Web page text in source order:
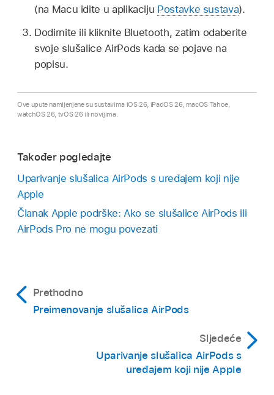
(na Macu idite u aplikaciju Postavke sustava).
Dodirnite ili kliknite Bluetooth, zatim odaberite
svoje slušalice AirPods kada se pojave na
popisu.
Ove upute namijenjene su sustavima iOS 26, iPadOS 26, macOS Tahoe,
watchOS 26, tvOS 26 ili novijima.
Također pogledajte
Uparivanje slušalica AirPods s uređajem koji nije
Apple
Članak Apple podrške: Ako se slušalice AirPods ili
AirPods Pro ne mogu povezati
Prethodno
Preimenovanje slušalica AirPods
Sljedeće
Uparivanje slušalica AirPods s
uređajem koji nije Apple